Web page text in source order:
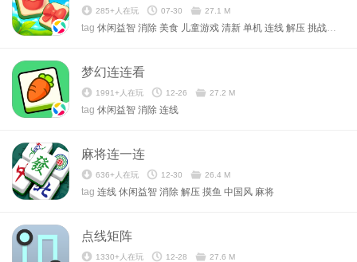
285+人在玩 07-30 27.1 M
tag 休闲益智 消除 美食 儿童游戏 清新 单机 连线 解压 挑战破纪录
梦幻连连看
1991+人在玩 12-26 27.2 M
tag 休闲益智 消除 连线
麻将连一连
636+人在玩 12-30 26.4 M
tag 连线 休闲益智 消除 解压 摸鱼 中国风 麻将
点线矩阵
1330+人在玩 12-28 27.6 M